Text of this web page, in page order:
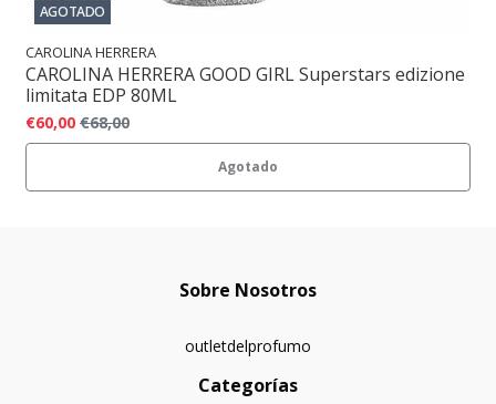
AGOTADO
CAROLINA HERRERA
CAROLINA HERRERA GOOD GIRL Superstars edizione
limitata EDP 80ML
€60,00 €68,00
Agotado
Sobre Nosotros
outletdelprofumo
Categorías